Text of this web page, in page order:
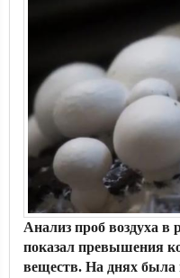
Анализ проб воздуха в
показал превышения
веществ. На днях была